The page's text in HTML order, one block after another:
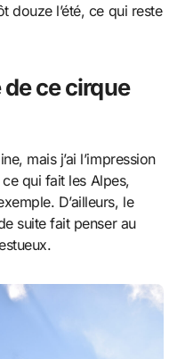
douze l’été, ce qui reste
ce cirque
mais j’ai l’impression
qui fait les Alpes,
D’ailleurs, le
suite fait penser au